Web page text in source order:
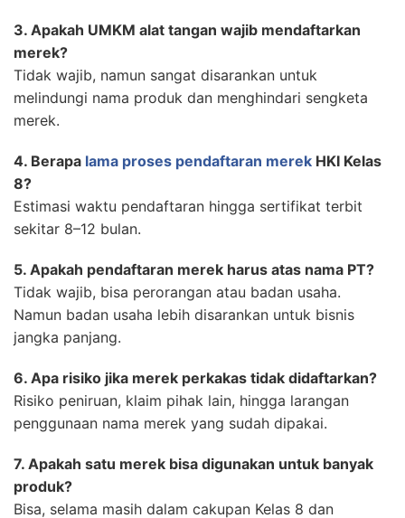
3. Apakah UMKM alat tangan wajib mendaftarkan
merek?
Tidak wajib, namun sangat disarankan untuk
melindungi nama produk dan menghindari sengketa
merek.
4. Berapa lama proses pendaftaran merek HKI Kelas
8?
Estimasi waktu pendaftaran hingga sertifikat terbit
sekitar 8–12 bulan.
5. Apakah pendaftaran merek harus atas nama PT?
Tidak wajib, bisa perorangan atau badan usaha.
Namun badan usaha lebih disarankan untuk bisnis
jangka panjang.
6. Apa risiko jika merek perkakas tidak didaftarkan?
Risiko peniruan, klaim pihak lain, hingga larangan
penggunaan nama merek yang sudah dipakai.
7. Apakah satu merek bisa digunakan untuk banyak
produk?
Bisa, selama masih dalam cakupan Kelas 8 dan